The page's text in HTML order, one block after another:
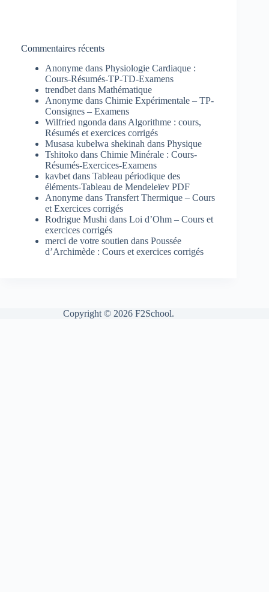
Commentaires récents
Anonyme dans Physiologie Cardiaque :
Cours-Résumés-TP-TD-Examens
trendbet dans Mathématique
Anonyme dans Chimie Expérimentale – TP-
Consignes – Examens
Wilfried ngonda dans Algorithme : cours,
Résumés et exercices corrigés
Musasa kubelwa shekinah dans Physique
Tshitoko dans Chimie Minérale : Cours-
Résumés-Exercices-Examens
kavbet dans Tableau périodique des
éléments-Tableau de Mendeleïev PDF
Anonyme dans Transfert Thermique – Cours
et Exercices corrigés
Rodrigue Mushi dans Loi d’Ohm – Cours et
exercices corrigés
merci de votre soutien dans Poussée
d’Archimède : Cours et exercices corrigés
Copyright © 2026 F2School.